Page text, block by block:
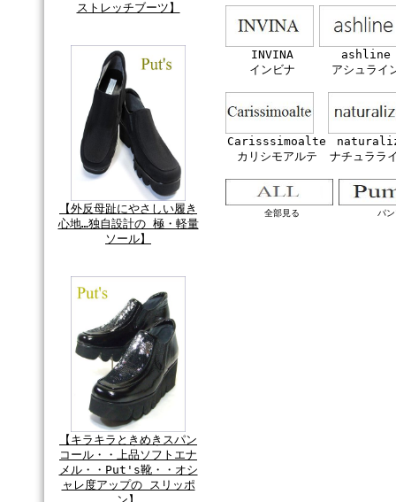
ストレッチブーツ】
【外反母趾にやさしい履き
心地…独自設計の 極・軽量
ソール】
【キラキラときめきスパン
コール・・上品ソフトエナ
メル・・Put's靴・・オシ
ャレ度アップの スリッポ
INVINA
インビナ
ashline
アシュライ
Carisssimoalte
カリシモアルテ
ナチュララ
全部見る パ